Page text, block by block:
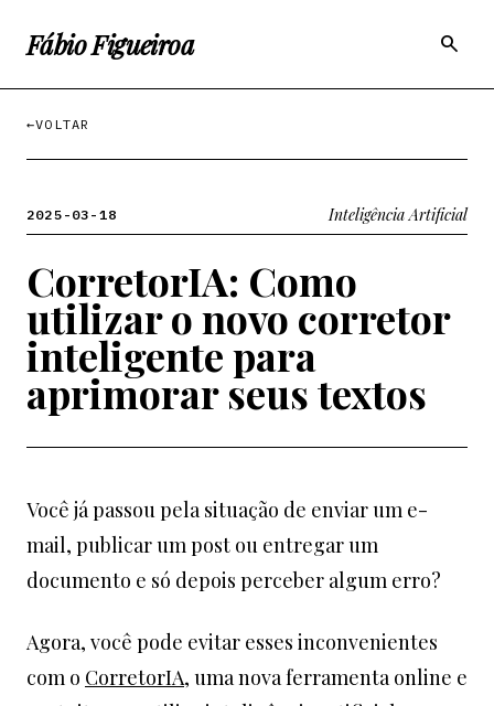
Fábio Figueiroa search
←VOLTAR
2025-03-18 Inteligência Artificial
CorretorIA: Como
utilizar o novo corretor
inteligente para
aprimorar seus textos
Você já passou pela situação de enviar um e-
mail, publicar um post ou entregar um
documento e só depois perceber algum erro?
Agora, você pode evitar esses inconvenientes
com o CorretorIA, uma nova ferramenta online e